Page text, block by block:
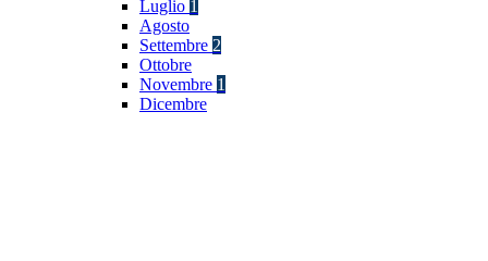
Luglio 1
Agosto
Settembre 2
Ottobre
Novembre 1
Dicembre